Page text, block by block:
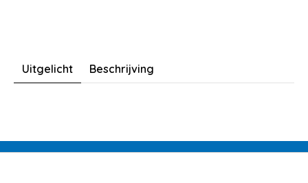
Uitgelicht Beschrijving